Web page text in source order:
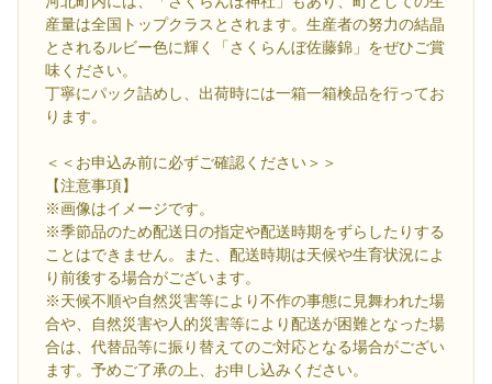
産量は全国トップクラスとされます。生産者の努力の結晶
とされるルビー色に輝く「さくらんぼ佐藤錦」をぜひご賞
味ください。
丁寧にパック詰めし、出荷時には一箱一箱検品を行ってお
ります。
＜＜お申込み前に必ずご確認ください＞＞
【注意事項】
※画像はイメージです。
※季節品のため配送日の指定や配送時期をずらしたりする
ことはできません。また、配送時期は天候や生育状況によ
り前後する場合がございます。
※天候不順や自然災害等により不作の事態に見舞われた場
合や、自然災害や人的災害等により配送が困難となった場
合は、代替品等に振り替えてのご対応となる場合がござい
ます。予めご了承の上、お申し込みください。